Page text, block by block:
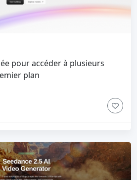
pour accéder à plusieurs
plan